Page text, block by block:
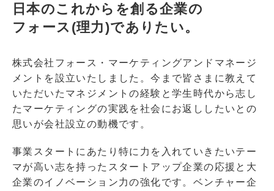
日本のこれからを創る企業の
フォース(理力)でありたい。
株式会社フォース・マーケティングアンドマネージ
メントを設立いたしました。今まで皆さまに教えて
いただいたマネジメントの経験と学生時代から志し
たマーケティングの実践を社会にお返ししたいとの
思いが会社設立の動機です。
事業スタートにあたり特に力を入れていきたいテー
マが高い志を持ったスタートアップ企業の応援と大
企業のイノベーション力の強化です。ベンチャー企